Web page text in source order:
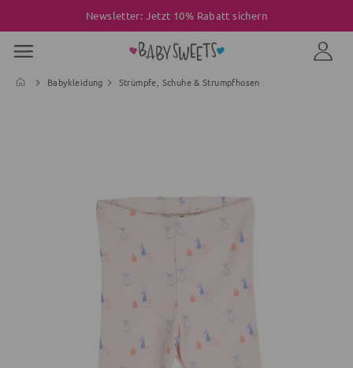
Newsletter: Jetzt 10% Rabatt sichern
Babykleidung Strümpfe, Schuhe & Strumpfhosen